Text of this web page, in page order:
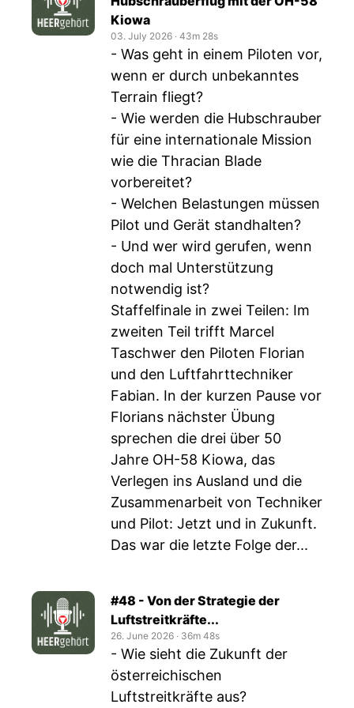
Kiowa
03. July 2026 ‧ 43m 28s
- Was geht in einem Piloten vor,
wenn er durch unbekanntes
Terrain fliegt?
- Wie werden die Hubschrauber
für eine internationale Mission
wie die Thracian Blade
vorbereitet?
- Welchen Belastungen müssen
Pilot und Gerät standhalten?
- Und wer wird gerufen, wenn
doch mal Unterstützung
notwendig ist?
Staffelfinale in zwei Teilen: Im
zweiten Teil trifft Marcel
Taschwer den Piloten Florian
und den Luftfahrttechniker
Fabian. In der kurzen Pause vor
Florians nächster Übung
sprechen die drei über 50
Jahre OH-58 Kiowa, das
Verlegen ins Ausland und die
Zusammenarbeit von Techniker
und Pilot: Jetzt und in Zukunft.
Das war die letzte Folge der...
#48 - Von der Strategie der
Luftstreitkräfte...
26. June 2026 ‧ 36m 48s
- Wie sieht die Zukunft der
österreichischen
Luftstreitkräfte aus?